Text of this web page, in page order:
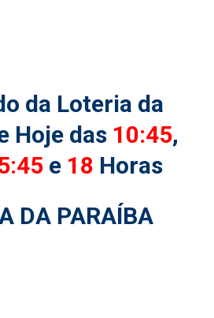
da Loteria da
Hoje das 10:45,
e 18 Horas
DA PARAÍBA